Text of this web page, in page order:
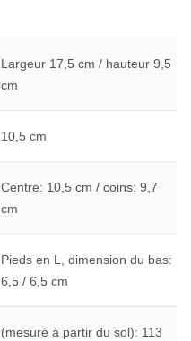
Largeur 17,5 cm / hauteur 9,5
cm
10,5 cm
Centre: 10,5 cm / coins: 9,7
cm
Pieds en L, dimension du bas:
6,5 / 6,5 cm
(mesuré à partir du sol): 113